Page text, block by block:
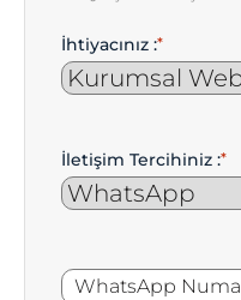
İhtiyacınız :*
İletişim Tercihiniz :*
WhatsApp*